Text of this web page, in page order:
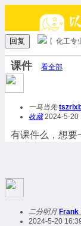
回复 〖化工专
课件 看全部
一马当先
收藏2024-5-20
有课件么，想要
二分明月
2024-5-20